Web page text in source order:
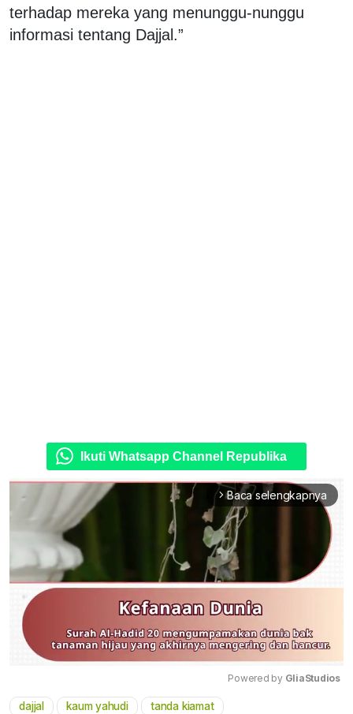
terhadap mereka yang menunggu-nunggu
informasi tentang Dajjal.”
Ikuti Whatsapp Channel Republika
arrow_forward_ios Baca selengkapnya
Powered by GliaStudios
dajjal kaum yahudi tanda kiamat